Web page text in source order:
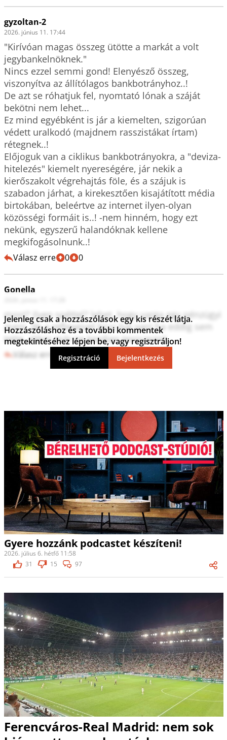
gyzoltan-2
2026. június 11. 17:44
"Kirívóan magas összeg ütötte a markát a volt
jegybankelnöknek."
Nincs ezzel semmi gond! Elenyésző összeg,
viszonyítva az állítólagos bankbotrányhoz..!
De azt se róhatjuk fel, nyomtató lónak a száját
bekötni nem lehet...
Ez mind egyébként is jár a kiemelten, szigorúan
védett uralkodó (majdnem rasszistákat írtam)
rétegnek..!
Előjoguk van a ciklikus bankbotrányokra, a "deviza-
hitelezés" kiemelt nyereségére, jár nekik a
kierőszakolt végrehajtás föle, és a szájuk is
szabadon járhat, a kirekesztően kisajátított média
birtokában, beleértve az internet ilyen-olyan
közösségi formáit is..! -nem hinném, hogy ezt
nekünk, egyszerű halandóknak kellene
megkifogásolnunk..!
Válasz erre 0 0
Gonella
most? ilyen spéttel? lehet, hogy varga egy pénzügyi
zseni, de a reflexeivel kicsi baj van! ha eddig sem
tette, akkor már ne kezdjen teniszezni!
Válasz erre 1 0
Jelenleg csak a hozzászólások egy kis részét látja.
Hozzászóláshoz és a további kommentek
megtekintéséhez lépjen be, vagy regisztráljon!
Regisztráció Bejelentkezés
Gyere hozzánk podcastet készíteni!
2026. július 6. hétfő 11:58
31
15 97
Ferencváros-Real Madrid: nem sok